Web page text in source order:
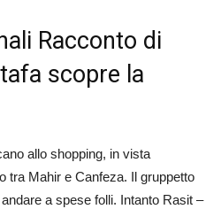
Racconto di
scopre la
allo shopping, in vista
tra Mahir e Canfeza. Il gruppetto
a spese folli. Intanto Rasit –